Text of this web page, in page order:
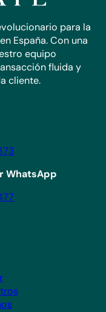
para la
España. Con una
equipo
fluida y
cliente.
WhatsApp